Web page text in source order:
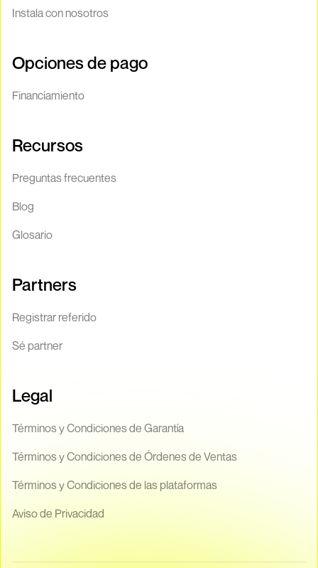
Instala con nosotros
Opciones de pago
Financiamiento
Recursos
Preguntas frecuentes
Blog
Glosario
Partners
Registrar referido
Sé partner
Legal
Términos y Condiciones de Garantía
Términos y Condiciones de Órdenes de Ventas
Términos y Condiciones de las plataformas
Aviso de Privacidad